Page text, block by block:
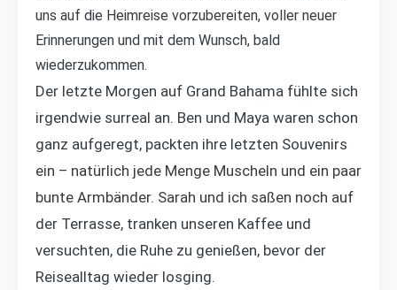
uns auf die Heimreise vorzubereiten, voller neuer
Erinnerungen und mit dem Wunsch, bald
wiederzukommen.
Der letzte Morgen auf Grand Bahama fühlte sich
irgendwie surreal an. Ben und Maya waren schon
ganz aufgeregt, packten ihre letzten Souvenirs
ein – natürlich jede Menge Muscheln und ein paar
bunte Armbänder. Sarah und ich saßen noch auf
der Terrasse, tranken unseren Kaffee und
versuchten, die Ruhe zu genießen, bevor der
Reisealltag wieder losging.